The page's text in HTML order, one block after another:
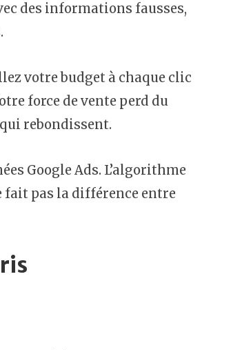
des informations fausses,
votre budget à chaque clic
force de vente perd du
rebondissent.
Google Ads. L’algorithme
fait pas la différence entre